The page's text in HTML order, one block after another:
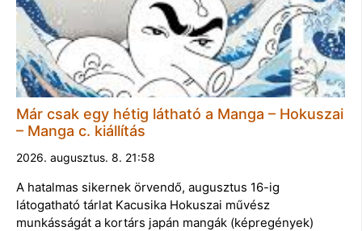
Már csak egy hétig látható a Manga – Hokuszai
– Manga c. kiállítás
2026. augusztus. 8. 21:58
A hatalmas sikernek örvendő, augusztus 16-ig
látogatható tárlat Kacusika Hokuszai művész
munkásságát a kortárs japán mangák (képregények)